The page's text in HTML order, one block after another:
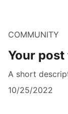
COMMUNITY
Your
A short
10/25/2022